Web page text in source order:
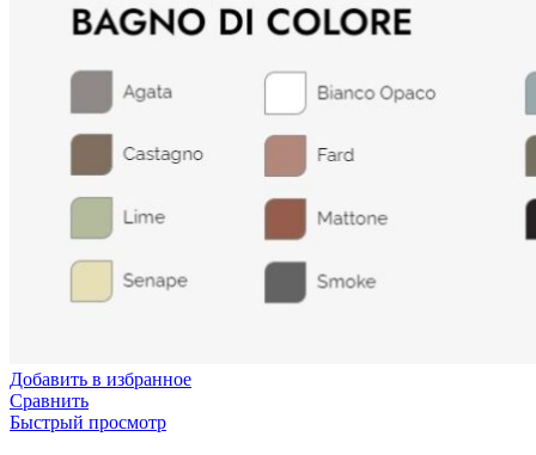
Добавить в избранное
Сравнить
Быстрый просмотр